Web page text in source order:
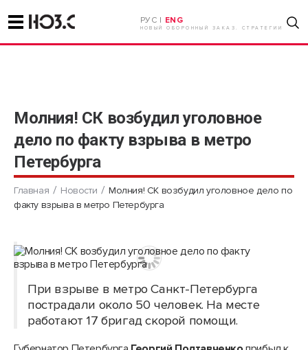
РУС | ENG
НОВЫЙ ОБОРОННЫЙ ЗАКАЗ. СТРАТЕГИИ
Молния! СК возбудил уголовное
дело по факту взрыва в метро
Петербурга
Главная Новости
Молния! СК возбудил уголовное дело по
факту взрыва в метро Петербурга
При взрыве в метро Санкт-Петербурга
пострадали около 50 человек. На месте
работают 17 бригад скорой помощи.